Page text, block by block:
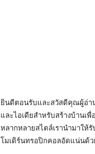
ยินดีตอนรับและสวัสดีคุณผู้อ่าน
และไอเดียสำหรับสร้างบ้านเ
หลากหลายสไตล์เรานำมาให้
โมเดิร์นทรอปิกคอลอัดแน่นด้